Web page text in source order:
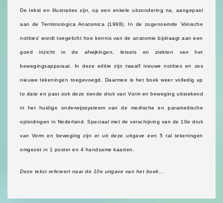
De tekst en illustraties zijn, op een enkele uitzondering na, aangepast
aan de Terminologica Anatomica (1998). In de zogenoemde 'klinische
notities' wordt toegelicht hoe kennis van de anatomie bijdraagt aan een
goed inzicht in de afwijkingen, letsels en ziekten van het
bewegingsapparaat. In deze editie zijn twaalf nieuwe notities en zes
nieuwe tekeningen toegevoegd. Daarmee is het boek weer volledig up
to date en past ook deze tiende druk van Vorm en beweging uitstekend
in het huidige onderwijssysteem van de medische en paramedische
opleidingen in Nederland. Speciaal met de verschijning van de 10e druk
van Vorm en beweging zijn er uit deze uitgave een 5 tal tekeningen
omgezet in 1 poster en 4 handzame kaarten.
Deze tekst refereert naar de 10e uitgave van het boek...